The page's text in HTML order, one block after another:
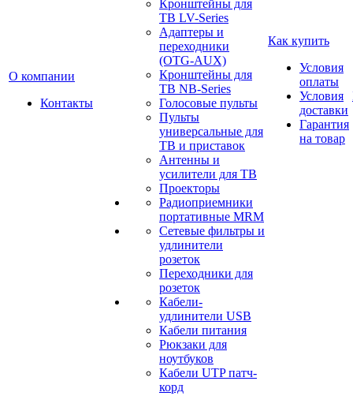
О компании
Контакты
Кронштейны для
ТВ LV-Series
Адаптеры и
переходники
(OTG-AUX)
Кронштейны для
ТВ NB-Series
Голосовые пульты
Пульты
универсальные для
ТВ и приставок
Антенны и
усилители для ТВ
Проекторы
Радиоприемники
портативные MRM
Сетевые фильтры и
удлинители
розеток
Переходники для
розеток
Кабели-
удлинители USB
Кабели питания
Рюкзаки для
ноутбуков
Кабели UTP патч-
корд
Как купить
Условия
оплаты
Условия
доставки
Гарантия
на товар